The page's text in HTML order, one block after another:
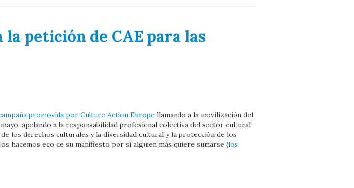
petición de CAE para las
promovida por Culture Action Europe llamando a la movilización del
apelando a la responsabilidad profesional colectiva del sector cultural
los derechos culturales y la diversidad cultural y la protección de los
hacemos eco de su manifiesto por si alguien más quiere sumarse (los